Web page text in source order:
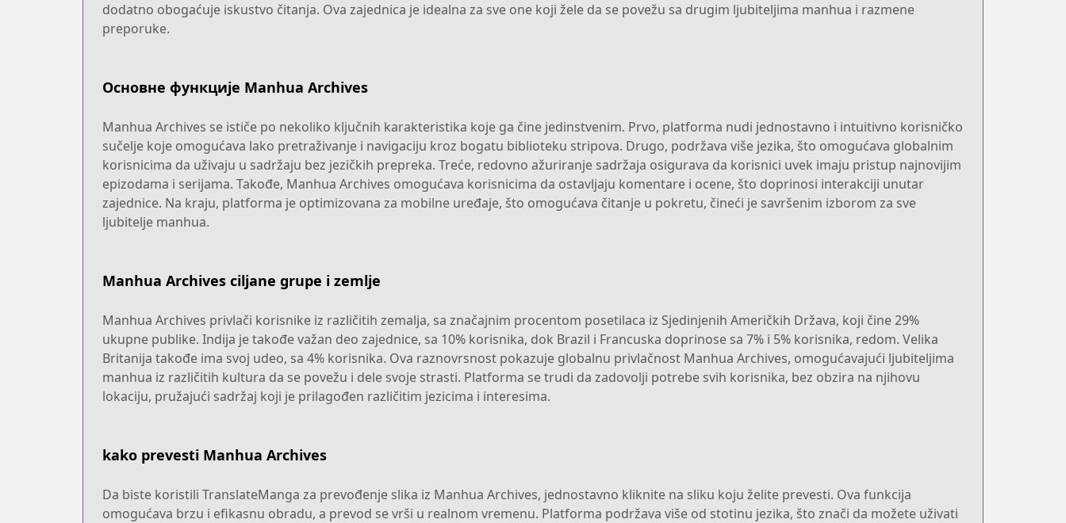
dodatno obogaćuje iskustvo čitanja. Ova zajednica je idealna za sve one koji žele da se povežu sa drugim ljubiteljima manhua i razmene
preporuke.
Основне функције Manhua Archives
Manhua Archives se ističe po nekoliko ključnih karakteristika koje ga čine jedinstvenim. Prvo, platforma nudi jednostavno i intuitivno korisničko
sučelje koje omogućava lako pretraživanje i navigaciju kroz bogatu biblioteku stripova. Drugo, podržava više jezika, što omogućava globalnim
korisnicima da uživaju u sadržaju bez jezičkih prepreka. Treće, redovno ažuriranje sadržaja osigurava da korisnici uvek imaju pristup najnovijim
epizodama i serijama. Takođe, Manhua Archives omogućava korisnicima da ostavljaju komentare i ocene, što doprinosi interakciji unutar
zajednice. Na kraju, platforma je optimizovana za mobilne uređaje, što omogućava čitanje u pokretu, čineći je savršenim izborom za sve
ljubitelje manhua.
Manhua Archives ciljane grupe i zemlje
Manhua Archives privlači korisnike iz različitih zemalja, sa značajnim procentom posetilaca iz Sjedinjenih Američkih Država, koji čine 29%
ukupne publike. Indija je takođe važan deo zajednice, sa 10% korisnika, dok Brazil i Francuska doprinose sa 7% i 5% korisnika, redom. Velika
Britanija takođe ima svoj udeo, sa 4% korisnika. Ova raznovrsnost pokazuje globalnu privlačnost Manhua Archives, omogućavajući ljubiteljima
manhua iz različitih kultura da se povežu i dele svoje strasti. Platforma se trudi da zadovolji potrebe svih korisnika, bez obzira na njihovu
lokaciju, pružajući sadržaj koji je prilagođen različitim jezicima i interesima.
kako prevesti Manhua Archives
Da biste koristili TranslateManga za prevođenje slika iz Manhua Archives, jednostavno kliknite na sliku koju želite prevesti. Ova funkcija
omogućava brzu i efikasnu obradu, a prevod se vrši u realnom vremenu. Platforma podržava više od stotinu jezika, što znači da možete uživati